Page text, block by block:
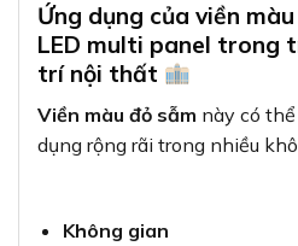
Ứng dụng của viền
LED multi panel trong
trí nội thất
Viền màu đỏ sẫm này có
dụng rộng rãi trong nhiều
Không gian